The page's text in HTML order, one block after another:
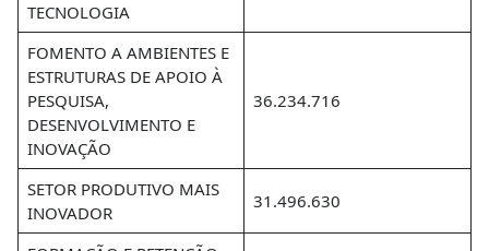
TECNOLOGIA
FOMENTO A AMBIENTES E
ESTRUTURAS DE APOIO À
PESQUISA,
DESENVOLVIMENTO E
INOVAÇÃO
36.234.716
SETOR PRODUTIVO MAIS
INOVADOR
31.496.630